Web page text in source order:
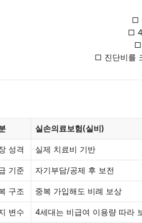
□
□ 4
□
□ 진단비를
실손의료보험(실비)
성격 실제 치료비 기반
기준 자기부담/공제 후 보전
구조 중복 가입해도 비례 보상
변수 4세대는 비급여 이용량 따라